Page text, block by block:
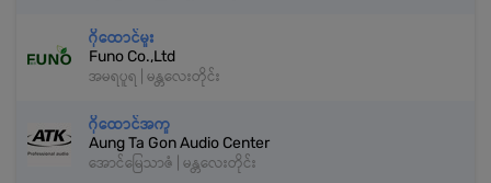
ဂိုထောင်မှုး
Funo Co.,Ltd
အမရပူရ | မန္တလေးတိုင်း
ဂိုထောင်အကူ
Aung Ta Gon Audio Center
အောင်မြေသာဇံ | မန္တလေးတိုင်း